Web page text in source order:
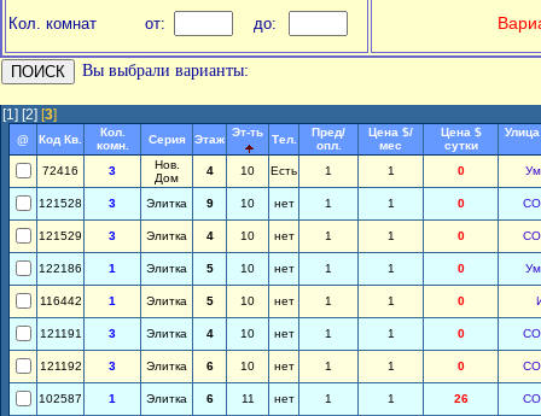
Кол. комнат от: до:
Вы выбрали варианты:
[1] [2] [3]
@ Код Кв.
Кол.
комн.
Серия Этаж
Эт-ть
Тел.
Пред/
опл.
Цена $/
мес
Цена $
сутки
72416 3
Нов.
Дом
4 10 Есть 1 1 0
121528 3 Элитка 9 10 нет 1 1 0
121529 3 Элитка 4 10 нет 1 1 0
122186 1 Элитка 5 10 нет 1 1 0
116442 1 Элитка 5 10 нет 1 1 0
121191 3 Элитка 4 10 нет 1 1 0
121192 3 Элитка 6 10 нет 1 1 0
102587 1 Элитка 6 11 нет 1 1 26